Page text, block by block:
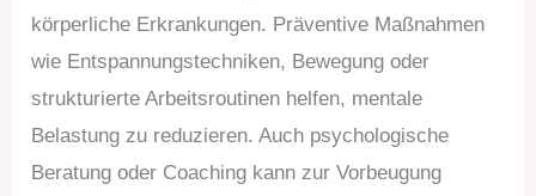
körperliche Erkrankungen. Präventive Maßnahmen
wie Entspannungstechniken, Bewegung oder
strukturierte Arbeitsroutinen helfen, mentale
Belastung zu reduzieren. Auch psychologische
Beratung oder Coaching kann zur Vorbeugung